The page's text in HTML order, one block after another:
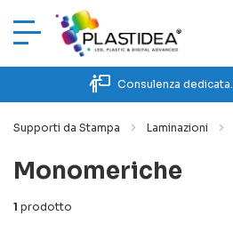
Consulenza dedicata.
Supporti da Stampa Laminazioni
Monomeriche
1 prodotto